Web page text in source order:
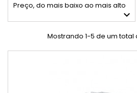
Preço, do mais baixo ao mais alto

Mostrando 1-5 de um